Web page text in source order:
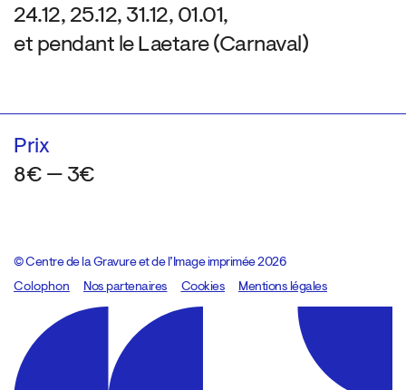
24.12, 25.12, 31.12, 01.01,
et pendant le Laetare (Carnaval)
Prix
8€ — 3€
© Centre de la Gravure et de l’Image imprimée 2026
Colophon
Design:Marcel Kaczmarek, code:8080.studio
Nos partenaires Cookies Mentions légales